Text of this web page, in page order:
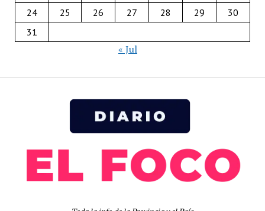
24
25 26 27 28 29
30
31
« Jul